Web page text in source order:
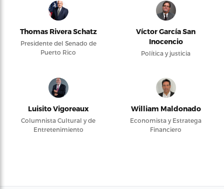
Thomas Rivera Schatz
Presidente del Senado de
Puerto Rico
Víctor García San
Inocencio
Política y justicia
Luisito Vigoreaux
Columnista Cultural y de
Entretenimiento
William Maldonado
Economista y Estratega
Financiero